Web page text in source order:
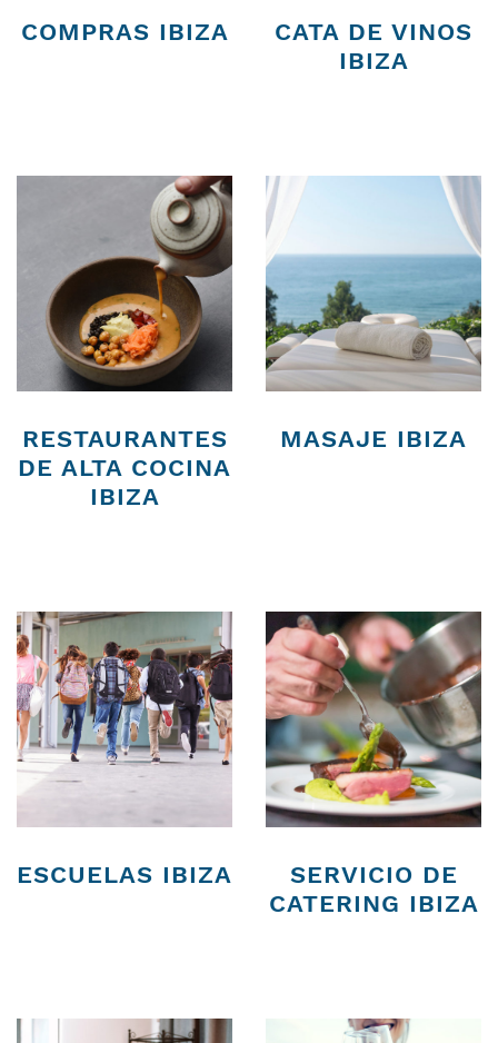
COMPRAS IBIZA
CATA DE VINOS
IBIZA
RESTAURANTES
DE ALTA COCINA
IBIZA
MASAJE IBIZA
ESCUELAS IBIZA
SERVICIO DE
CATERING IBIZA